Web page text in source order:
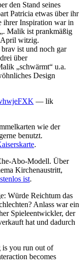
den Stand seines
Patricia etwas über ihr
ihrer Inspiration war in
„. Malik ist prankmäßig
April witzig.
ist und noch gar
über
„schwärmt“ u.a.
Design
— lik
wie der
benutzt.
.
Abo-Modell. Über
Kirchenaustritt,
ist.
Würde Reichtum das
Anlass war ein
Spieleentwickler, der
hat und dadurch
is you run out of
becomes